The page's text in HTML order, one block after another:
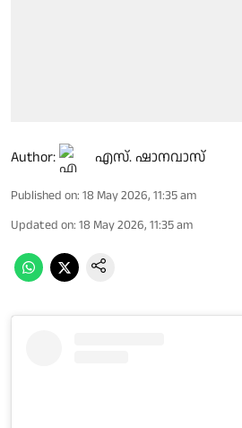
Author: എസ്. ഷാനവാസ്
Published on: 18 May 2026, 11:35 am
Updated on: 18 May 2026, 11:35 am